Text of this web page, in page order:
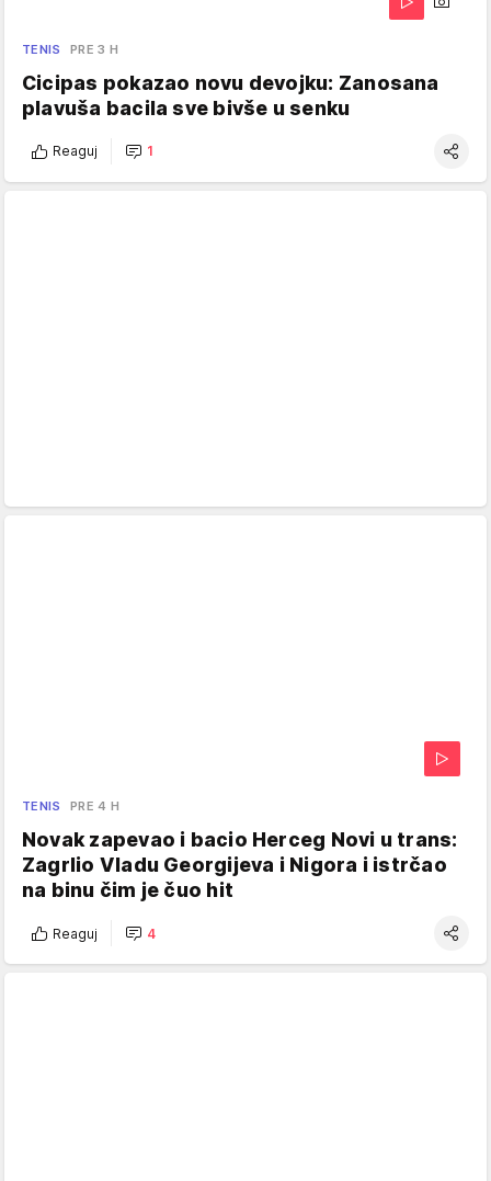
TENIS PRE 3 H
Cicipas pokazao novu devojku: Zanosana
plavuša bacila sve bivše u senku
Reaguj 1
TENIS PRE 4 H
Novak zapevao i bacio Herceg Novi u trans:
Zagrlio Vladu Georgijeva i Nigora i istrčao
na binu čim je čuo hit
Reaguj 4